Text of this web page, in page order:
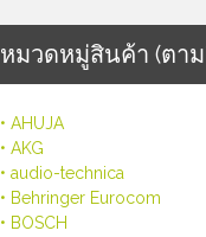
หมวดหมู่สินค้า (ตา
• AHUJA
• AKG
• audio-technica
• Behringer Eurocom
• BOSCH